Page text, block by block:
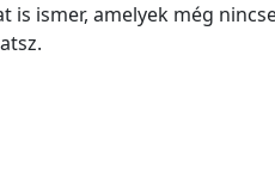
ismer, amelyek még